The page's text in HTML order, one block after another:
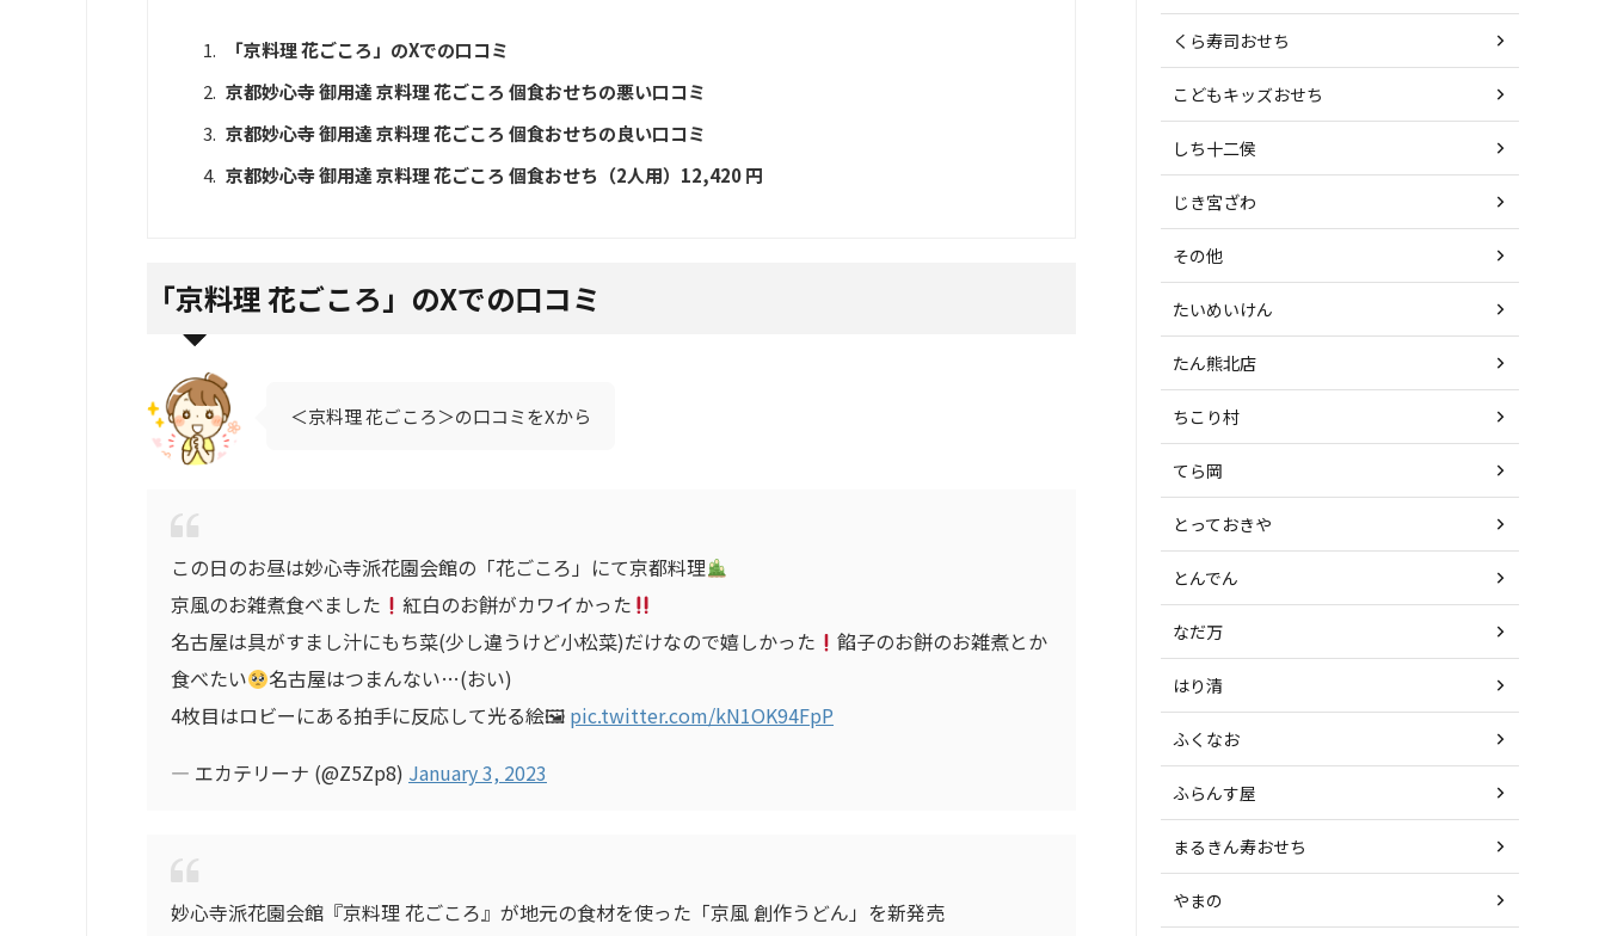
「京料理 花ごころ」のXでの口コミ
京都妙心寺 御用達 京料理 花ごころ 個食おせちの悪い口コミ
京都妙心寺 御用達 京料理 花ごころ 個食おせちの良い口コミ
京都妙心寺 御用達 京料理 花ごころ 個食おせち（2人用）12,420 円
「京料理 花ごころ」のXでの口コミ
＜京料理 花ごころ＞の口コミをXから
この日のお昼は妙心寺派花園会館の「花ごころ」にて京都料理
京風のお雑煮食べました
紅白のお餅がカワイかった
名古屋は具がすまし汁にもち菜(少し違うけど小松菜)だけなので嬉しかった
餡子のお餅のお雑煮とか
食べたい
名古屋はつまんない…(おい)
4枚目はロビーにある拍手に反応して光る絵🖼 pic.twitter.com/kN1OK94FpP
— エカテリーナ (@Z5Zp8) January 3, 2023
妙心寺派花園会館『京料理 花ごころ』が地元の食材を使った「京風 創作うどん」を新発売
くら寿司おせち
こどもキッズおせち
しち十二侯
じき宮ざわ
その他
たいめいけん
たん熊北店
ちこり村
てら岡
とっておきや
とんでん
なだ万
はり清
ふくなお
ふらんす屋
まるきん寿おせち
やまの